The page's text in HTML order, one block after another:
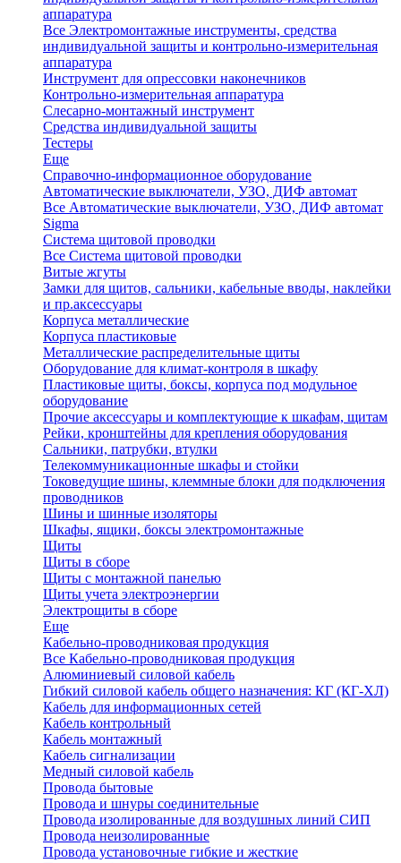
аппаратура
Все Электромонтажные инструменты, средства
индивидуальной защиты и контрольно-измерительная
аппаратура
Инструмент для опрессовки наконечников
Контрольно-измерительная аппаратура
Слесарно-монтажный инструмент
Средства индивидуальной защиты
Тестеры
Еще
Справочно-информационное оборудование
Автоматические выключатели, УЗО, ДИФ автомат
Все Автоматические выключатели, УЗО, ДИФ автомат
Sigma
Система щитовой проводки
Все Система щитовой проводки
Витые жгуты
Замки для щитов, сальники, кабельные вводы, наклейки
и пр.аксессуары
Корпуса металлические
Корпуса пластиковые
Металлические распределительные щиты
Оборудование для климат-контроля в шкафу
Пластиковые щиты, боксы, корпуса под модульное
оборудование
Прочие аксессуары и комплектующие к шкафам, щитам
Рейки, кронштейны для крепления оборудования
Сальники, патрубки, втулки
Телекоммуникационные шкафы и стойки
Токоведущие шины, клеммные блоки для подключения
проводников
Шины и шинные изоляторы
Шкафы, ящики, боксы электромонтажные
Щиты
Щиты в сборе
Щиты с монтажной панелью
Щиты учета электроэнергии
Электрощиты в сборе
Еще
Кабельно-проводниковая продукция
Все Кабельно-проводниковая продукция
Алюминиевый силовой кабель
Гибкий силовой кабель общего назначения: КГ (КГ-ХЛ)
Кабель для информационных сетей
Кабель контрольный
Кабель монтажный
Кабель сигнализации
Медный силовой кабель
Провода бытовые
Провода и шнуры соединительные
Провода изолированные для воздушных линий СИП
Провода неизолированные
Провода установочные гибкие и жесткие